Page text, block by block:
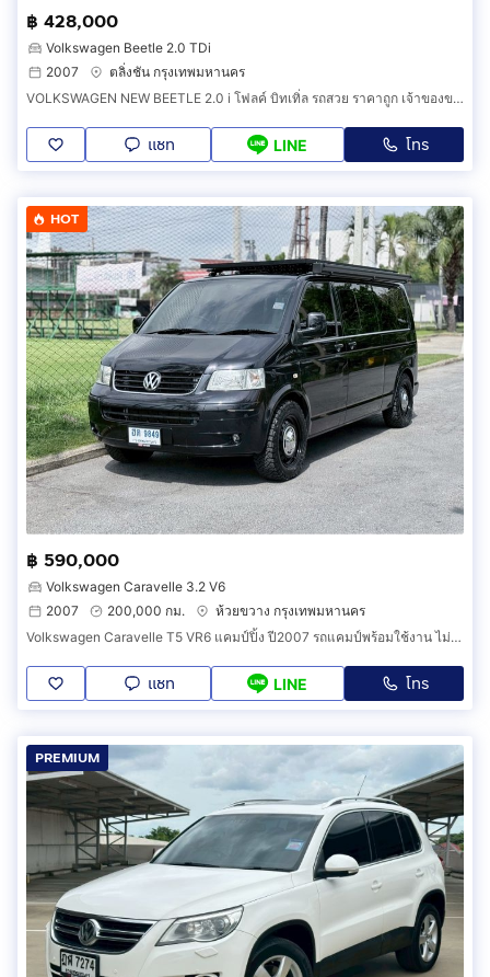
฿ 428,000
Volkswagen Beetle 2.0 TDi
2007
ตลิ่งชัน กรุงเทพมหานคร
VOLKSWAGEN NEW BEETLE 2.0 i โฟลค์ บิทเทิ่ล รถสวย ราคาถูก เจ้าของขายเอง รถยนต์มือสอง ดาวน์น้อย ผ่อนถูกสบาย สภาพดี ของสะสม รถเต่า น่ารัก 2ประ
แชท LINE โทร
HOT
฿ 590,000
Volkswagen Caravelle 3.2 V6
2007
200,000 กม.
ห้วยขวาง กรุงเทพมหานคร
Volkswagen Caravelle T5 VR6 แคมป์ปิ้ง ปี2007 รถแคมป์พร้อมใช้งาน ไม่ต้องรอทำให้เสียเวลา
แชท LINE โทร
PREMIUM